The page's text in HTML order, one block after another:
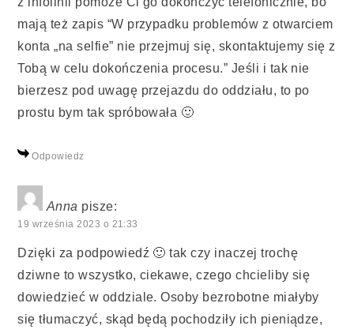
mają też zapis “W przypadku problemów z otwarciem
konta „na selfie” nie przejmuj się, skontaktujemy się z
Tobą w celu dokończenia procesu.” Jeśli i tak nie
bierzesz pod uwagę przejazdu do oddziału, to po
prostu bym tak spróbowała 🙂
Odpowiedz
Anna pisze:
19 września 2023 o 21:33
Dzięki za podpowiedź 🙂 tak czy inaczej trochę
dziwne to wszystko, ciekawe, czego chcieliby się
dowiedzieć w oddziale. Osoby bezrobotne miałyby
się tłumaczyć, skąd będą pochodziły ich pieniądze,